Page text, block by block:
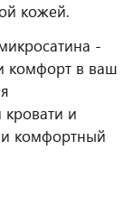
кожей.
-
комфорт в ваш
кровати и
комфортный